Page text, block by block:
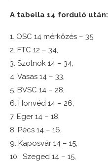
A tabella 14 forduló után:
1. OSC 14 mérkőzés – 35,
2. FTC 12 – 34,
3. Szolnok 14 – 34,
4. Vasas 14 – 33,
5. BVSC 14 – 28,
6. Honvéd 14 – 26,
7. Eger 14 – 18,
8. Pécs 14 – 16,
9. Kaposvár 14 – 15,
10. Szeged 14 – 15,